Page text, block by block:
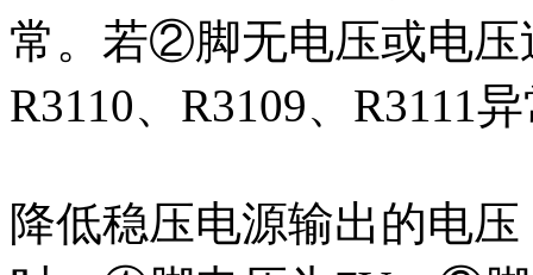
常。若②脚无电压或电压
R3110、R3109、R3111
降低稳压电源输出的电